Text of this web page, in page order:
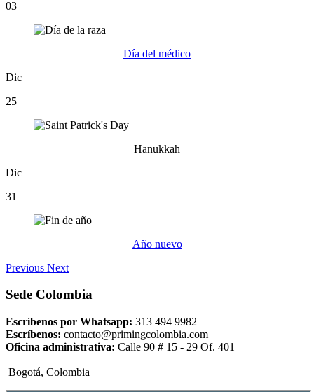
03
Día del médico
Dic
25
Hanukkah
Dic
31
Año nuevo
Previous Next
Sede Colombia
Escríbenos por Whatsapp: 313 494 9982
Escríbenos: contacto@primingcolombia.com
Oficina administrativa: Calle 90 # 15 - 29 Of. 401
Bogotá, Colombia